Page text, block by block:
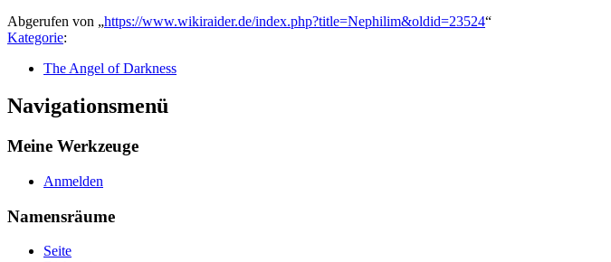
Abgerufen von „https://www.wikiraider.de/index.php?title=Nephilim&oldid=23524“
Kategorie:
The Angel of Darkness
Navigationsmenü
Meine Werkzeuge
Anmelden
Namensräume
Seite